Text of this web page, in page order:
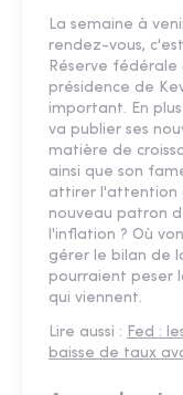
La semaine à
rendez-vous,
Réserve fédérale
présidence de
important. En
va publier ses
matière de
ainsi que son
attirer l'attention
nouveau patron
l'inflation ? Où
gérer le bilan de
pourraient peser
qui viennent.
Lire aussi : Fed :
baisse de taux